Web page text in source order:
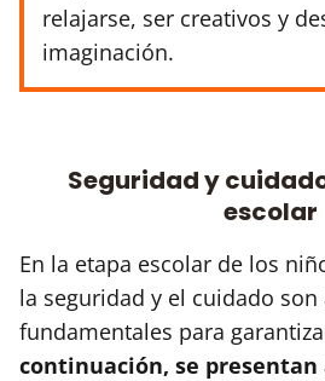
relajarse, ser creativos y
imaginación.
Seguridad y
escolar
En la etapa escolar de los
la seguridad y el cuidado son
fundamentales para
continuación, se presentan